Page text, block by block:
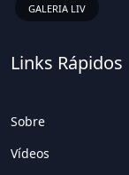
GALERIA LIV
Links Rápidos
Sobre
Vídeos